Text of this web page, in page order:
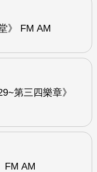
》 FM AM
第三四樂章》
FM AM